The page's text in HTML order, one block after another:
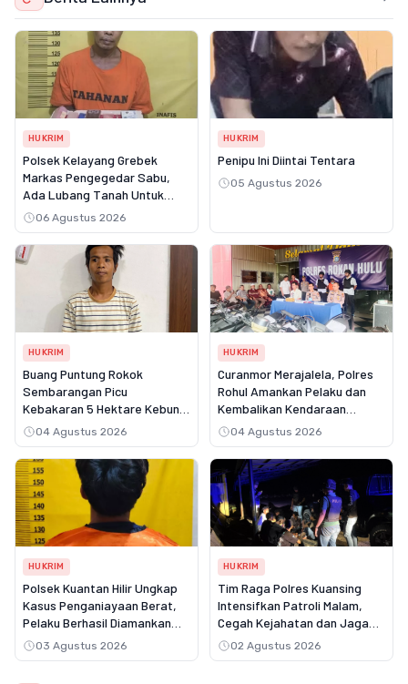
HUKRIM
Polsek Kelayang Grebek
Markas Pengegedar Sabu,
Ada Lubang Tanah Untuk
Menyimpan Barang Bukti
06 Agustus 2026
HUKRIM
Penipu Ini Diintai Tentara
05 Agustus 2026
HUKRIM
Buang Puntung Rokok
Sembarangan Picu
Kebakaran 5 Hektare Kebun,
Pelangsir Sawit Dibekuk Polisi
04 Agustus 2026
HUKRIM
Curanmor Merajalela, Polres
Rohul Amankan Pelaku dan
Kembalikan Kendaraan
Korban
04 Agustus 2026
HUKRIM
Polsek Kuantan Hilir Ungkap
Kasus Penganiayaan Berat,
Pelaku Berhasil Diamankan
Kurang dari Tiga Hari
03 Agustus 2026
HUKRIM
Tim Raga Polres Kuansing
Intensifkan Patroli Malam,
Cegah Kejahatan dan Jaga
Kamtibmas
02 Agustus 2026